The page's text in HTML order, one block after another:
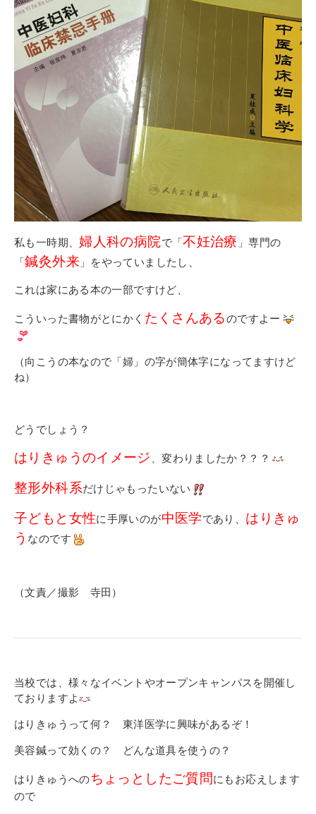
私も一時期、婦人科の病院で「不妊治療 」専門の
「鍼灸外来」をやっていましたし、
これは家にある本の一部ですけど、
こういった書物がとにかく たくさんあるのですよー
（向こうの本なので「婦」の字が簡体字になってますけど
ね）
どうでしょう？
はりきゅうのイメージ 、変わりましたか？？？
整形外科系だけじゃもったいない
子どもと女性に手厚いのが中医学であり、 はりきゅ
う なのです
（文責／撮影 寺田）
当校では、様々なイベントやオープンキャンパスを開催し
ておりますよ
はりきゅうって何？ 東洋医学に興味があるぞ！
美容鍼って効くの？ どんな道具を使うの？
はりきゅうへのちょっとしたご質問にもお応えします
ので